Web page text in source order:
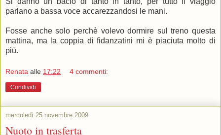
parlano a bassa voce accarezzandosi le mani.
Fosse anche solo perchè volevo dormire sul treno questa
mattina, ma la coppia di fidanzatini mi è piaciuta molto di
più.
Renata alle 17:22 4 commenti:
Condividi
mercoledì 25 novembre 2009
Nuoto in trasferta